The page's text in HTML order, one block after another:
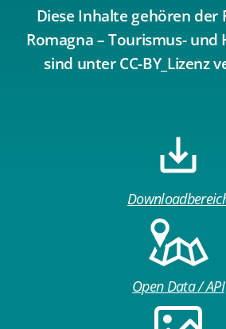
Diese Inhalte gehören der
Romagna – Tourismus- und
sind unter CC-BY_Lizenz
Open Data / API